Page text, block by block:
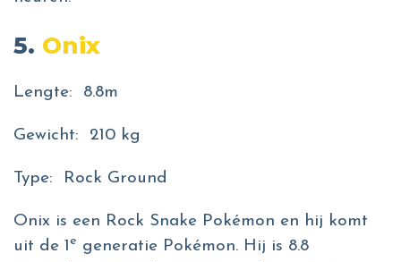
5. Onix
Lengte: 8.8m
Gewicht: 210 kg
Type: Rock Ground
Onix is een Rock Snake Pokémon en hij komt
uit de 1e generatie Pokémon. Hij is 8.8